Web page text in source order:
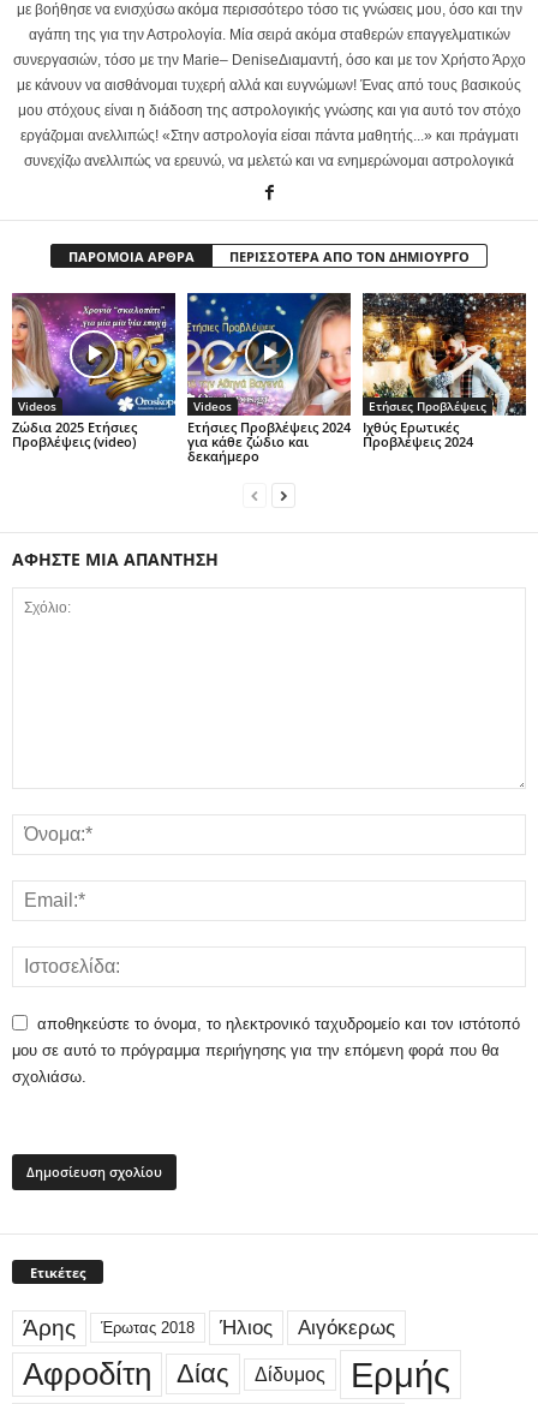
με βοήθησε να ενισχύσω ακόμα περισσότερο τόσο τις γνώσεις μου, όσο και την
αγάπη της για την Αστρολογία. Μία σειρά ακόμα σταθερών επαγγελματικών
συνεργασιών, τόσο με την Marie– DeniseΔιαμαντή, όσο και με τον Χρήστο Άρχο
με κάνουν να αισθάνομαι τυχερή αλλά και ευγνώμων! Ένας από τους βασικούς
μου στόχους είναι η διάδοση της αστρολογικής γνώσης και για αυτό τον στόχο
εργάζομαι ανελλιπώς! «Στην αστρολογία είσαι πάντα μαθητής...» και πράγματι
συνεχίζω ανελλιπώς να ερευνώ, να μελετώ και να ενημερώνομαι αστρολογικά
ΠΑΡΟΜΟΙΑ ΑΡΘΡΑ ΠΕΡΙΣΣΟΤΕΡΑ ΑΠΟ ΤΟΝ ΔΗΜΙΟΥΡΓΟ
Videos
Ζώδια 2025 Ετήσιες
Προβλέψεις (video)
Videos
Ετήσιες Προβλέψεις 2024
για κάθε ζώδιο και
δεκαήμερο
Ετήσιες Προβλέψεις
Ιχθύς Ερωτικές
Προβλέψεις 2024
ΑΦΗΣΤΕ ΜΙΑ ΑΠΑΝΤΗΣΗ
αποθηκεύστε το όνομα, το ηλεκτρονικό ταχυδρομείο και τον ιστότοπό
μου σε αυτό το πρόγραμμα περιήγησης για την επόμενη φορά που θα
σχολιάσω.
Ετικέτες
Άρης Έρωτας 2018 Ήλιος Αιγόκερως
Αφροδίτη Δίας Δίδυμος Ερμής